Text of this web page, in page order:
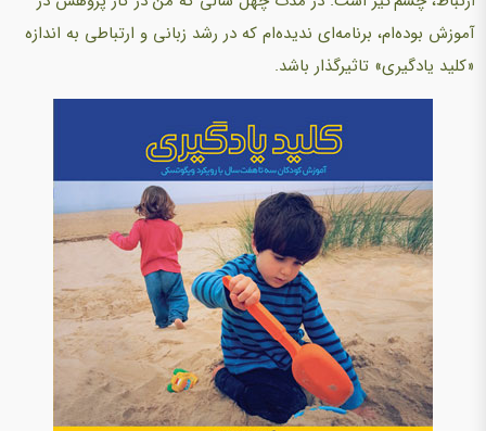
آموزش بوده‌ام، برنامه‌ای ندیده‌ام که در رشد زبانی و ارتباطی به اندازه
«کلید یادگیری» تاثیرگذار باشد.